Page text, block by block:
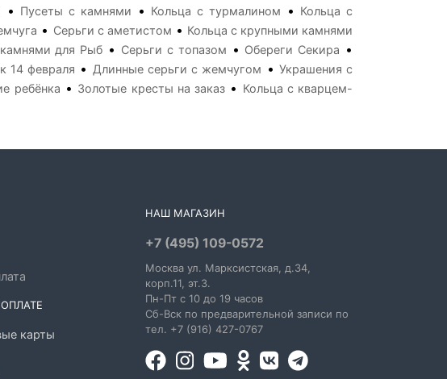
• Пусеты с камнями • Кольца с турмалином • Кольца с
• Серьги с аметистом • Кольца с крупными камнями
для Рыб • Серьги с топазом • Обереги Секира •
14 февраля • Длинные серьги с жемчугом • Украшения с
ребёнка • Золотые кресты на заказ • Кольца с кварцем-
карты
НАШ МАГАЗИН
+7 (495) 109-0572
Москва ул. Марксистская, д.34,
корп.11, эт.3.
Пн-Пт c 10 до 19 часов
Сб-Вск по предварительной записи по
тел. +7 (916) 427-0767